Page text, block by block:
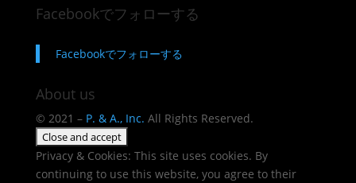
Facebookでフォローする
Facebookでフォローする
About us
© 2021 – P. & A., Inc. All Rights Reserved.
Privacy & Cookies: This site uses cookies. By
continuing to use this website, you agree to their